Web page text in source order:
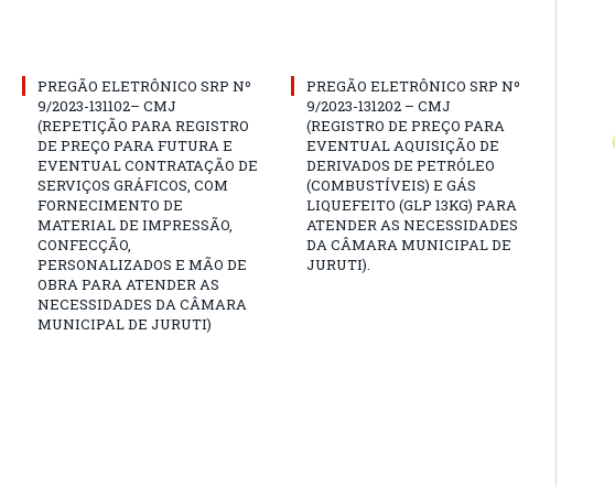
PREGÃO ELETRÔNICO SRP Nº
9/2023-131102– CMJ
(REPETIÇÃO PARA REGISTRO
DE PREÇO PARA FUTURA E
EVENTUAL CONTRATAÇÃO DE
SERVIÇOS GRÁFICOS, COM
FORNECIMENTO DE
MATERIAL DE IMPRESSÃO,
CONFECÇÃO,
PERSONALIZADOS E MÃO DE
OBRA PARA ATENDER AS
NECESSIDADES DA CÂMARA
MUNICIPAL DE JURUTI)
PREGÃO ELETRÔNICO SRP Nº
9/2023-131202 – CMJ
(REGISTRO DE PREÇO PARA
EVENTUAL AQUISIÇÃO DE
DERIVADOS DE PETRÓLEO
(COMBUSTÍVEIS) E GÁS
LIQUEFEITO (GLP 13KG) PARA
ATENDER AS NECESSIDADES
DA CÂMARA MUNICIPAL DE
JURUTI).